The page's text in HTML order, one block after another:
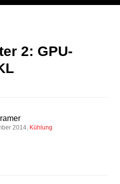
2: GPU-
2014 Kühlung